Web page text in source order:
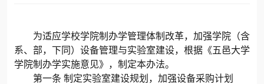
为适应学校学院制办学管理体制改革，加强学院（含
系、部，下同）设备管理与实验室建设，根据《五邑大学
学院制办学实施意见》，制定本办法。
第一条 制定实验室建设规划，加强设备采购计划